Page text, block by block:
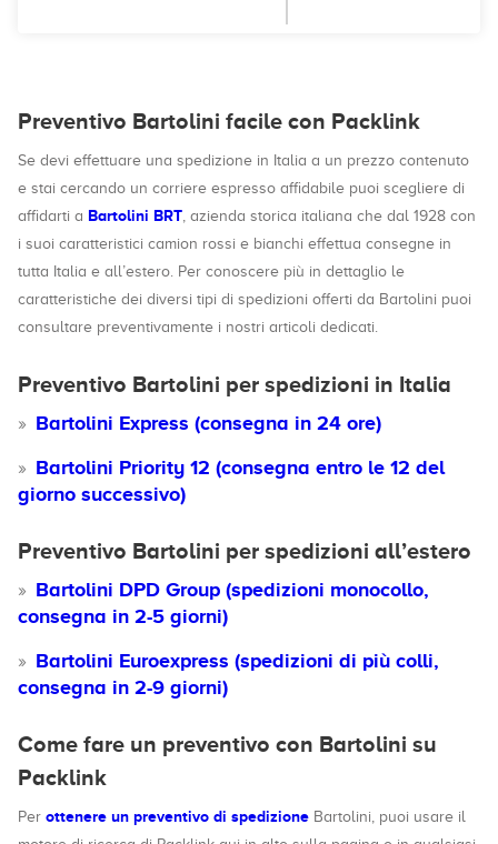
Preventivo Bartolini facile con Packlink
Se devi effettuare una spedizione in Italia a un prezzo contenuto
e stai cercando un corriere espresso affidabile puoi scegliere di
affidarti a Bartolini BRT, azienda storica italiana che dal 1928 con
i suoi caratteristici camion rossi e bianchi effettua consegne in
tutta Italia e all’estero. Per conoscere più in dettaglio le
caratteristiche dei diversi tipi di spedizioni offerti da Bartolini puoi
consultare preventivamente i nostri articoli dedicati.
Preventivo Bartolini per spedizioni in Italia
Bartolini Express (consegna in 24 ore)
Bartolini Priority 12 (consegna entro le 12 del
giorno successivo)
Preventivo Bartolini per spedizioni all’estero
Bartolini DPD Group (spedizioni monocollo,
consegna in 2-5 giorni)
Bartolini Euroexpress (spedizioni di più colli,
consegna in 2-9 giorni)
Come fare un preventivo con Bartolini su
Packlink
Per ottenere un preventivo di spedizione Bartolini, puoi usare il